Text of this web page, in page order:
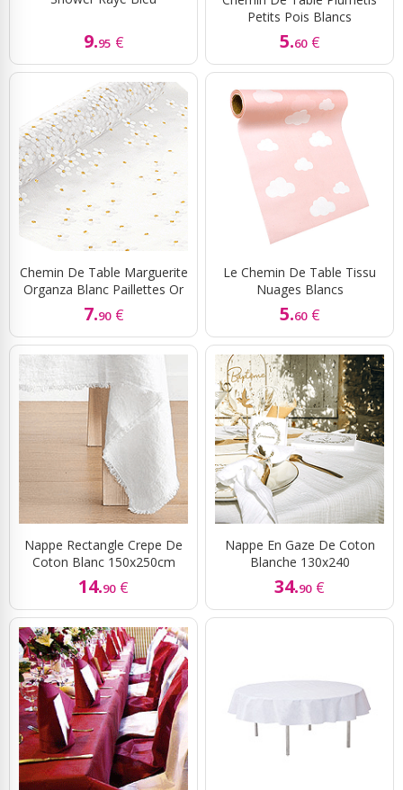
9.95 €
Petits Pois Blancs
5.60 €
Chemin De Table Marguerite
Organza Blanc Paillettes Or
7.90 €
Le Chemin De Table Tissu
Nuages Blancs
5.60 €
Nappe Rectangle Crepe De
Coton Blanc 150x250cm
14.90 €
Nappe En Gaze De Coton
Blanche 130x240
34.90 €